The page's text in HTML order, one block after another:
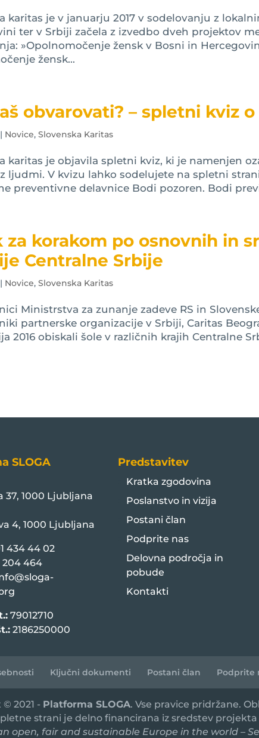
karitas je v januarju 2017 v sodelovanju z
ter v Srbiji začela z izvedbo dveh projektov
»Opolnomočenje žensk v Bosni in
žensk...
obvarovati? – spletni kviz
| Novice,Slovenska Karitas
karitas je objavila spletni kviz, ki je namenjen
ljudmi. V kvizu lahko sodelujete na spletni
preventivne delavnice Bodi pozoren. Bodi
za korakom po osnovnih in
Centralne Srbije
| Novice,Slovenska Karitas
Ministrstva za zunanje zadeve RS in
partnerske organizacije v Srbiji, Caritas
2016 obiskali šole v različnih krajih Centralne
SLOGA
37, 1000 Ljubljana
4, 1000 Ljubljana
434 44 02
464
79012710
2186250000
Predstavitev
Kratka zgodovina
Poslanstvo in vizija
Postani član
Podprite nas
Delovna področja in
pobude
Kontakti
Ključni dokumenti Postani član Podprite
2021 - Platforma SLOGA. Vse pravice pridržane.
strani je delno financirana iz sredstev projekta
open, fair and sustainable Europe in the world –